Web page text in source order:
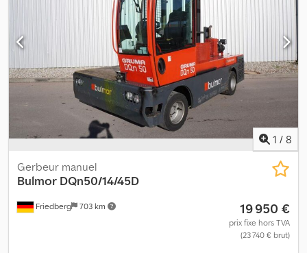
1 / 8
Friedberg 703 km
Gerbeur manuel
Bulmor DQn50/14/45D
19 950 €
prix fixe hors TVA
(23 740 € brut)